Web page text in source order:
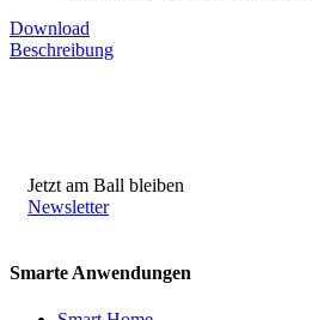
Download
Beschreibung
Jetzt am Ball bleiben
Newsletter
Smarte Anwendungen